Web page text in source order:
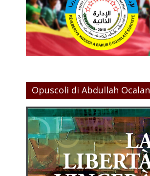
Opuscoli di Abdullah Ocalan